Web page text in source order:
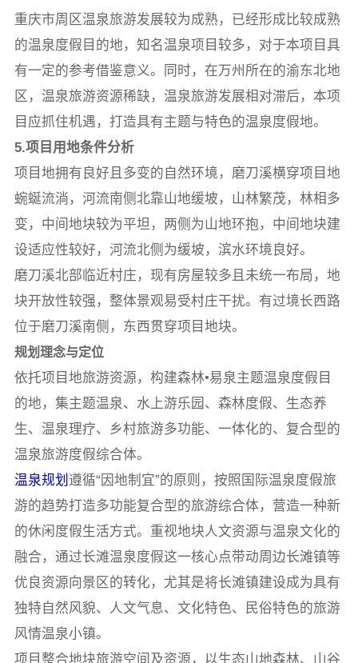
重庆市周区温泉旅游发展较为成熟，已经形成比较成熟
的温泉度假目的地，知名温泉项目较多，对于本项目具
有一定的参考借鉴意义。同时，在万州所在的渝东北地
区，温泉旅游资源稀缺，温泉旅游发展相对滞后，本项
目应抓住机遇，打造具有主题与特色的温泉度假地。
5.项目用地条件分析
项目地拥有良好且多变的自然环境，磨刀溪横穿项目地
蜿蜒流淌，河流南侧北靠山地缓坡，山林繁茂，林相多
变，中间地块较为平坦，两侧为山地环抱，中间地块建
设适应性较好，河流北侧为缓坡，滨水环境良好。
磨刀溪北部临近村庄，现有房屋较多且未统一布局，地
块开放性较强，整体景观易受村庄干扰。有过境长西路
位于磨刀溪南侧，东西贯穿项目地块。
规划理念与定位
依托项目地旅游资源，构建森林•易泉主题温泉度假目
的地，集主题温泉、水上游乐园、森林度假、生态养
生、温泉理疗、乡村旅游多功能、一体化的、复合型的
温泉旅游度假综合体。
温泉规划 遵循“因地制宜”的原则，按照国际温泉度假旅
游的趋势打造多功能复合型的旅游综合体，营造一种新
的休闲度假生活方式。重视地块人文资源与温泉文化的
融合，通过长滩温泉度假这一核心点带动周边长滩镇等
优良资源向景区的转化，尤其是将长滩镇建设成为具有
独特自然风貌、人文气息、文化特色、民俗特色的旅游
风情温泉小镇。
项目整合地块旅游空间及资源，以生态山地森林、山谷